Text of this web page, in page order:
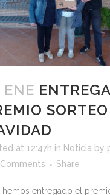
ENE ENTREGA
SORTEO
at 12:47h in Noticia by
Share
hemos entregado el